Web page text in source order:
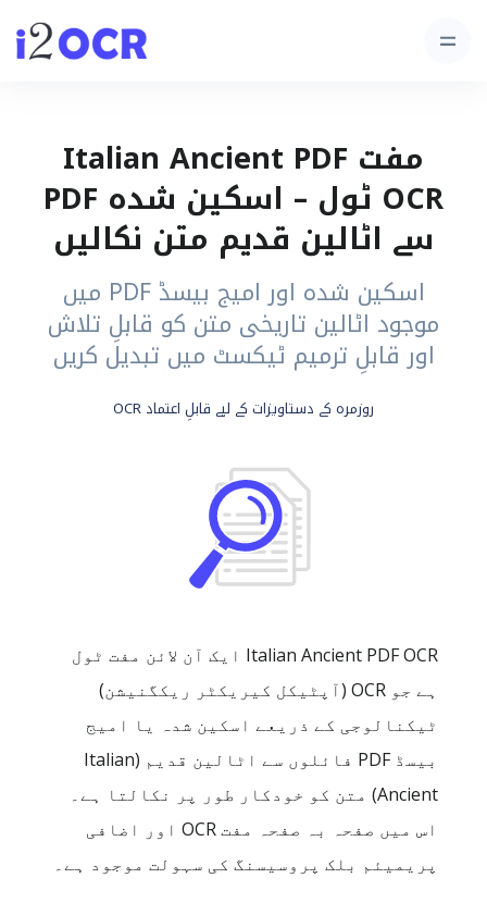
مفت Italian Ancient PDF
OCR ٹول – اسکین شدہ PDF
سے اٹالین قدیم متن نکالیں
اسکین شدہ اور امیج بیسڈ PDF میں
موجود اٹالین تاریخی متن کو قابلِ تلاش
اور قابلِ ترمیم ٹیکسٹ میں تبدیل کریں
روزمرہ کے دستاویزات کے لیے قابلِ اعتماد OCR
Italian Ancient PDF OCR ایک آن لائن مفت ٹول
ہے جو OCR (آپٹیکل کیریکٹر ریکگنیشن)
ٹیکنالوجی کے ذریعے اسکین شدہ یا امیج
بیسڈ PDF فائلوں سے اٹالین قدیم (Italian
Ancient) متن کو خودکار طور پر نکالتا ہے۔
اس میں صفحہ بہ صفحہ مفت OCR اور اضافی
پریمیئم بلک پروسیسنگ کی سہولت موجود ہے۔